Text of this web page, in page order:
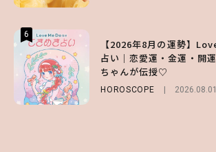
6
【2026年8月の運勢】
占い｜恋愛運・金運・開
ちゃんが伝授♡
HOROSCOPE 2026.08.01
6
【SNIDEL】長濱ねると
ッドな秋はじめ｜2026秋
6
【GU】夏の“主役級”ア
ー＆可愛すぎる「大人の
選
FASHION 2026.07.19